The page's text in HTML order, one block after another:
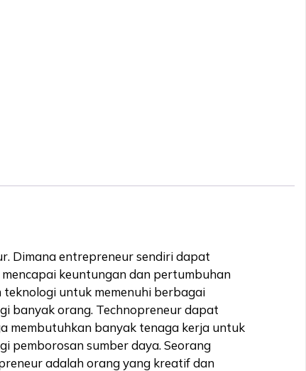
Dimana entrepreneur sendiri dapat
keuntungan dan pertumbuhan
untuk memenuhi berbagai
banyak orang. Technopreneur dapat
membutuhkan banyak tenaga kerja untuk
pemborosan sumber daya. Seorang
adalah orang yang kreatif dan